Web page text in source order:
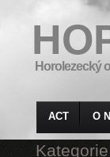
Horolezecký
ACT O